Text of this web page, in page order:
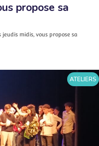
propose sa
midis, vous propose sa
ATELIERS